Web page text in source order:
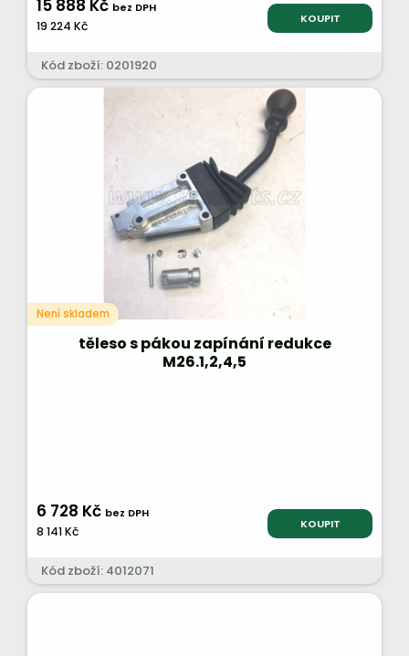
15 888 Kč bez DPH
19 224 Kč KOUPIT
Kód zboží: 0201920
Není skladem
těleso s pákou zapínání redukce
M26.1,2,4,5
6 728 Kč bez DPH
8 141 Kč KOUPIT
Kód zboží: 4012071